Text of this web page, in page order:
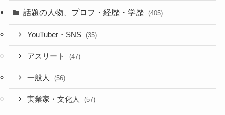
話題の人物、プロフ・経歴・学歴 (405)
YouTuber・SNS (35)
アスリート (47)
一般人 (56)
実業家・文化人 (57)